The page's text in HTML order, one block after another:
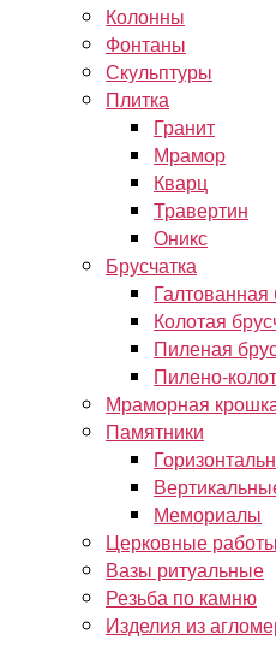
Колонны
Фонтаны
Скульптуры
Плитка
Гранит
Мрамор
Кварц
Травертин
Оникс
Брусчатка
Галтованная
Колотая
Пиленая
Пилено-
Мраморная
Памятники
Мемориалы
Церковные работы
Вазы ритуальные
Резьба по камню
Изделия из